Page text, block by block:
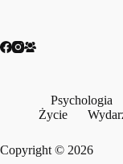
Psychologia
Życie
Copyright © 2026